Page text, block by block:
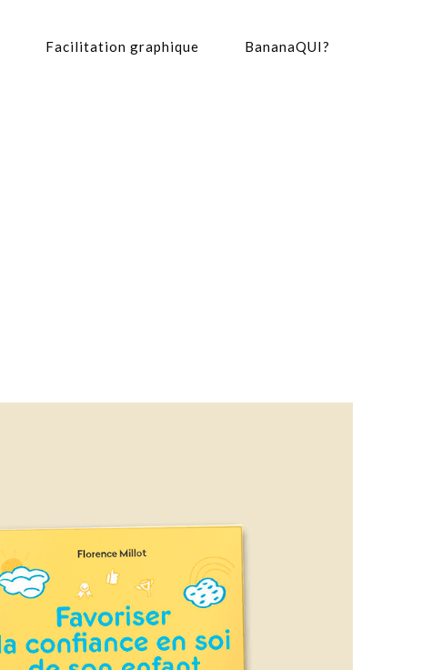
Facilitation graphique BananaQUI?